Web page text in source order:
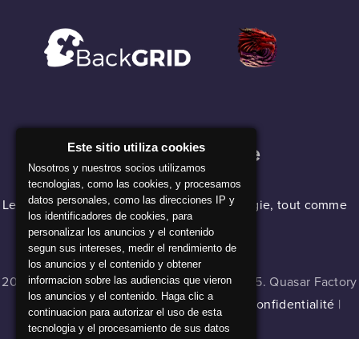
Notre Entreprise
Le logiciel backGRID semble faire de la magie, tout comme
nos alchimistes !
2024 © Master of Cladia v 1.0.0 , build 16335. Quasar Factory
Games. Tous droits réservés |Cookies Confidentialité |
Mentions Légales
Este sitio utiliza cookies
Nosotros y nuestros socios utilizamos
tecnologias, como las cookies, y procesamos
datos personales, como las direcciones IP y
los identificadores de cookies, para
personalizar los anuncios y el contenido
segun sus intereses, medir el rendimiento de
los anuncios y el contenido y obtener
informacion sobre las audiencias que vieron
los anuncios y el contenido. Haga clic a
continuacion para autorizar el uso de esta
tecnologia y el procesamiento de sus datos